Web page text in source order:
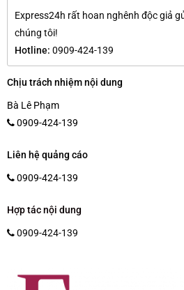
Express24h rất hoan nghênh độc giả
chúng tôi!
Hotline: 0909-424-139
Chịu trách nhiệm nội dung
Bà Lê Phạm
0909-424-139
Liên hệ quảng cáo
0909-424-139
Hợp tác nội dung
0909-424-139